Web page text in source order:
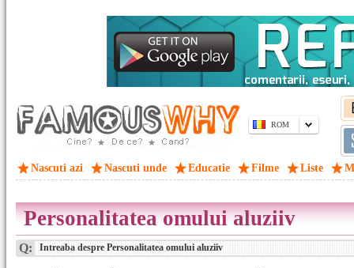
ROM
Nascuti azi Nascuti unde Educatie Filme Liste
Personalitatea omului aluziiv
Q: Intreaba despre Personalitatea omului aluziiv